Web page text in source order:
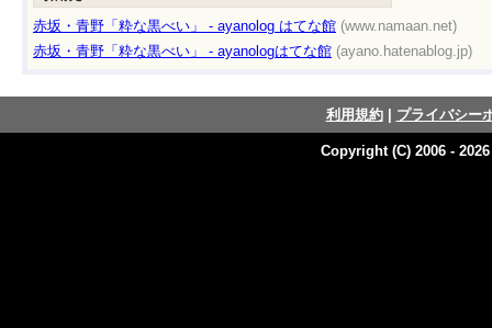
赤坂・青野「粋な黒べい」 - ayanolog はてな館 (www.namaan.net)
赤坂・青野「粋な黒べい」 - ayanologはてな館 (ayano.hatenablog.jp)
利用規約| プライバシー
Copyright (C) 2006 -